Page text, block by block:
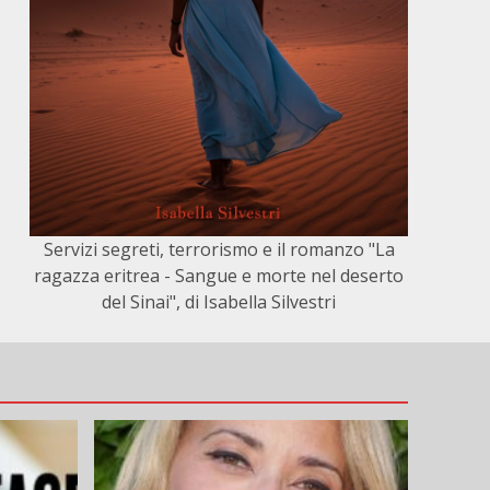
Servizi segreti, terrorismo e il romanzo "La
ragazza eritrea - Sangue e morte nel deserto
del Sinai", di Isabella Silvestri